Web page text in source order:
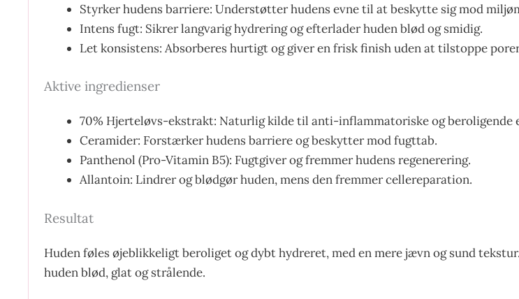
Styrker hudens barriere: Understøtter hudens evne til at beskytte sig mod
Intens fugt: Sikrer langvarig hydrering og efterlader huden blød og smidig.
Let konsistens: Absorberes hurtigt og giver en frisk finish uden at tilstoppe
Aktive ingredienser
70% Hjerteløvs-ekstrakt: Naturlig kilde til anti-inflammatoriske og beroligende
Ceramider: Forstærker hudens barriere og beskytter mod fugttab.
Panthenol (Pro-Vitamin B5): Fugtgiver og fremmer hudens regenerering.
Allantoin: Lindrer og blødgør huden, mens den fremmer cellereparation.
Resultat
Huden føles øjeblikkeligt beroliget og dybt hydreret, med en mere jævn og sund
huden blød, glat og strålende.